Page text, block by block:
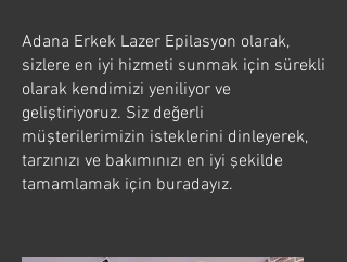
Adana Erkek Lazer Epilasyon olarak,
sizlere en iyi hizmeti sunmak için sürekli
olarak kendimizi yeniliyor ve
geliştiriyoruz. Siz değerli
müşterilerimizin isteklerini dinleyerek,
tarzınızı ve bakımınızı en iyi şekilde
tamamlamak için buradayız.